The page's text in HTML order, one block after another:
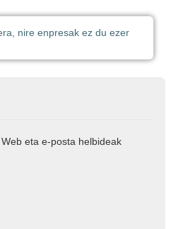
nire enpresak ez du ezer
eta e-posta helbideak